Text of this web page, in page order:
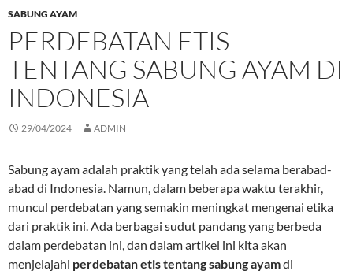
SABUNG AYAM
PERDEBATAN ETIS
TENTANG SABUNG AYAM DI
INDONESIA
29/04/2024 ADMIN
Sabung ayam adalah praktik yang telah ada selama berabad-
abad di Indonesia. Namun, dalam beberapa waktu terakhir,
muncul perdebatan yang semakin meningkat mengenai etika
dari praktik ini. Ada berbagai sudut pandang yang berbeda
dalam perdebatan ini, dan dalam artikel ini kita akan
menjelajahi perdebatan etis tentang sabung ayamdi